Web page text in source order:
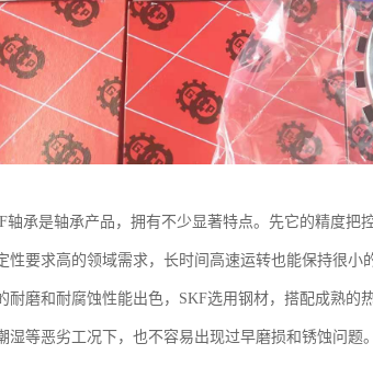
轴承是轴承产品，拥有不少显著特点。先它的精度
性要求高的领域需求，长时间高速运转也能保持很小
耐磨和耐腐蚀性能出色，SKF选用钢材，搭配成熟
湿等恶劣工况下，也不容易出现过早磨损和锈蚀问题。